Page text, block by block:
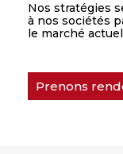
Nos stratégies
à nos sociétés
le marché
Prenons